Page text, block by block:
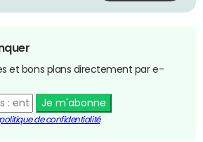
et bons plans directement par e-
Je m'abonne
de confidentialité